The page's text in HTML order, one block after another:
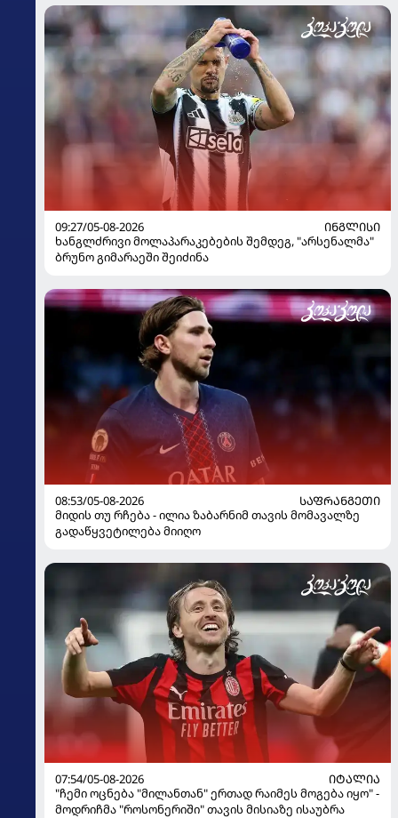
09:27/05-08-2026
ᲘᲜᲒᲚᲘᲡᲘ
ხანგლძრივი მოლაპარაკებების შემდეგ, "არსენალმა"
ბრუნო გიმარაეში შეიძინა
08:53/05-08-2026
ᲡᲐᲤᲠᲐᲜᲒᲔᲗᲘ
მიდის თუ რჩება - ილია ზაბარნიმ თავის მომავალზე
გადაწყვეტილება მიიღო
07:54/05-08-2026
ᲘᲢᲐᲚᲘᲐ
"ჩემი ოცნება "მილანთან" ერთად რაიმეს მოგება იყო" -
მოდრიჩმა "როსონერიში" თავის მისიაზე ისაუბრა